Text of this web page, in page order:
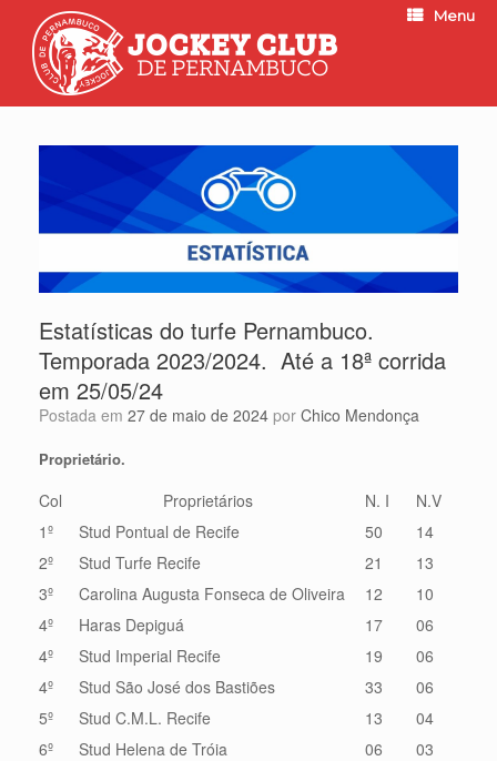
Menu
Estatísticas do turfe Pernambuco.
Temporada 2023/2024. Até a 18ª corrida
em 25/05/24
Postada em 27 de maio de 2024 por Chico Mendonça
Proprietário.
Col Proprietários N. I
N.V
1º
Stud Pontual de Recife 50
14
2º
Stud Turfe Recife 21
13
3º
Carolina Augusta Fonseca de Oliveira 12
10
4º
Haras Depiguá 17
06
4º
Stud Imperial Recife 19
06
4º
Stud São José dos Bastiões 33
06
5º
Stud C.M.L. Recife 13
04
6º
Stud Helena de Tróia 06
03